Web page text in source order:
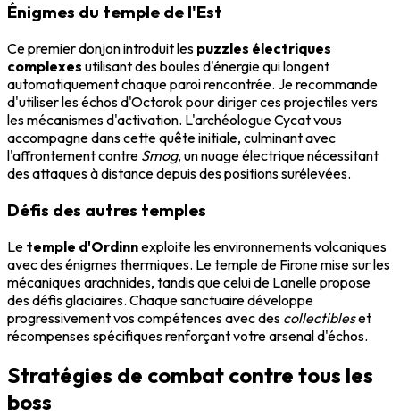
Énigmes du temple de l'Est
Ce premier donjon introduit les puzzles électriques
complexes utilisant des boules d'énergie qui longent
automatiquement chaque paroi rencontrée. Je recommande
d'utiliser les échos d'Octorok pour diriger ces projectiles vers
les mécanismes d'activation. L'archéologue Cycat vous
accompagne dans cette quête initiale, culminant avec
l'affrontement contre Smog, un nuage électrique nécessitant
des attaques à distance depuis des positions surélevées.
Défis des autres temples
Le temple d'Ordinnexploite les environnements volcaniques
avec des énigmes thermiques. Le temple de Firone mise sur les
mécaniques arachnides, tandis que celui de Lanelle propose
des défis glaciaires. Chaque sanctuaire développe
progressivement vos compétences avec des collectibleset
récompenses spécifiques renforçant votre arsenal d'échos.
Stratégies de combat contre tous les
boss